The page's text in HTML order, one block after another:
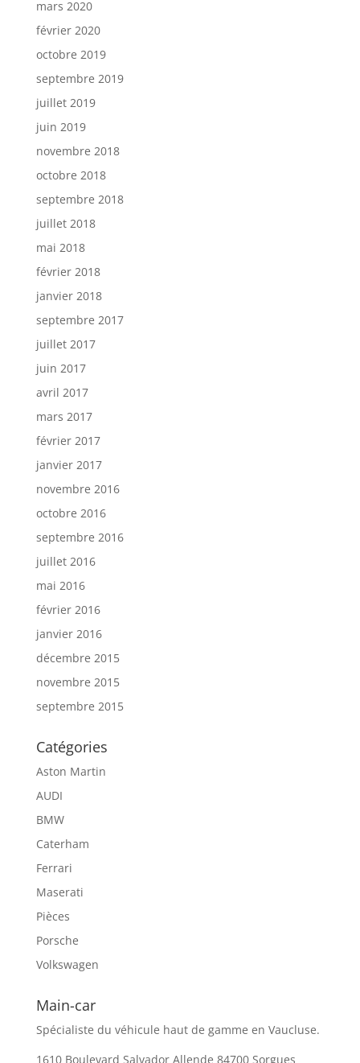
mars 2020
février 2020
octobre 2019
septembre 2019
juillet 2019
juin 2019
novembre 2018
octobre 2018
septembre 2018
juillet 2018
mai 2018
février 2018
janvier 2018
septembre 2017
juillet 2017
juin 2017
avril 2017
mars 2017
février 2017
janvier 2017
novembre 2016
octobre 2016
septembre 2016
juillet 2016
mai 2016
février 2016
janvier 2016
décembre 2015
novembre 2015
septembre 2015
Catégories
Aston Martin
AUDI
BMW
Caterham
Ferrari
Maserati
Pièces
Porsche
Volkswagen
Main-car
Spécialiste du véhicule haut de gamme en Vaucluse.
1610 Boulevard Salvador Allende 84700 Sorgues